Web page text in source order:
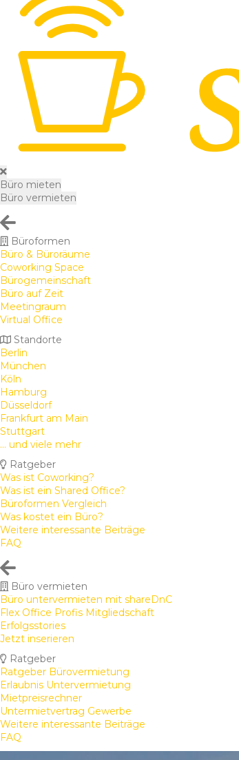
Büro mieten
Büro vermieten
Büroformen
Büro & Büroräume
Coworking Space
Bürogemeinschaft
Büro auf Zeit
Meetingraum
Virtual Office
Standorte
Berlin
München
Köln
Hamburg
Düsseldorf
Frankfurt am Main
Stuttgart
... und viele mehr
Ratgeber
Was ist Coworking?
Was ist ein Shared Office?
Büroformen Vergleich
Was kostet ein Büro?
Weitere interessante Beiträge
FAQ
Büro vermieten
Büro untervermieten mit shareDnC
Flex Office Profis Mitgliedschaft
Erfolgsstories
Jetzt inserieren
Ratgeber
Ratgeber Bürovermietung
Erlaubnis Untervermietung
Mietpreisrechner
Untermietvertrag Gewerbe
Weitere interessante Beiträge
FAQ